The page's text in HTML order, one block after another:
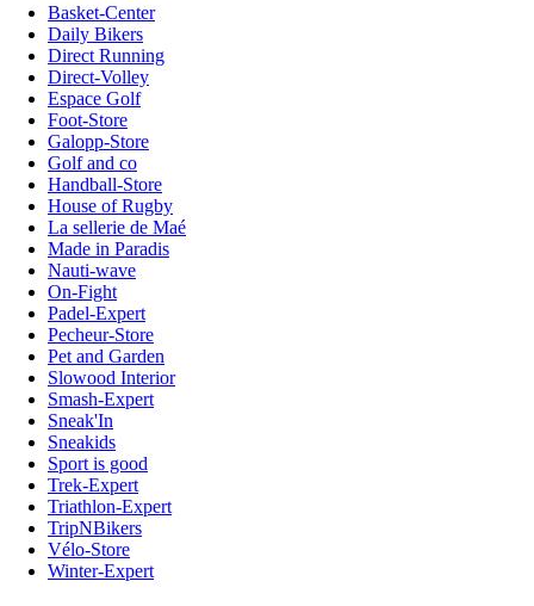
Basket-Center
Daily Bikers
Direct Running
Direct-Volley
Espace Golf
Foot-Store
Galopp-Store
Golf and co
Handball-Store
House of Rugby
La sellerie de Maé
Made in Paradis
Nauti-wave
On-Fight
Padel-Expert
Pecheur-Store
Pet and Garden
Slowood Interior
Smash-Expert
Sneak'In
Sneakids
Sport is good
Trek-Expert
Triathlon-Expert
TripNBikers
Vélo-Store
Winter-Expert